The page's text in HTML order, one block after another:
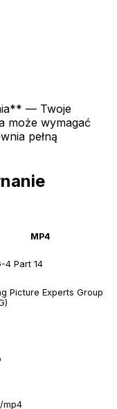
— Twoje
może wymagać
pełną
MP4
4 Part 14
Picture Experts Group
mp4